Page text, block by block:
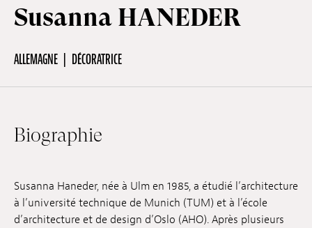
Infos pratiques
Jeune Public
Scolaire
Susanna HANEDER
ALLEMAGNE DÉCORATRICE
Biographie
Susanna Haneder, née à Ulm en 1985, a étudié l’architecture
à l’université technique de Munich (TUM) et à l’école
d’architecture et de design d’Oslo (AHO). Après plusieurs